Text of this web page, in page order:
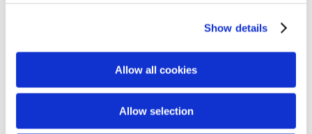
Show details
Allow all cookies
Allow selection